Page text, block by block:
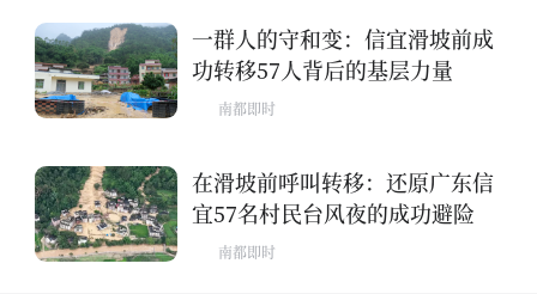
一群人的守和变：信宜滑坡前成
功转移57人背后的基层力量
南都即时
在滑坡前呼叫转移：还原广东信
宜57名村民台风夜的成功避险
南都即时